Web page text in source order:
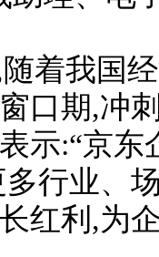
我国经
口期,冲
示:“京
行业、
红利,为